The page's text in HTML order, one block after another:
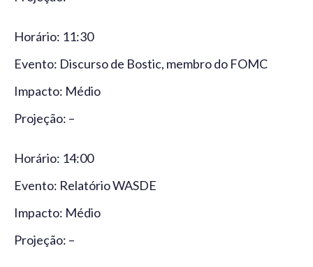
Horário: 11:30
Evento: Discurso de Bostic, membro do FOMC
Impacto: Médio
Projeção: –
Horário: 14:00
Evento: Relatório WASDE
Impacto: Médio
Projeção: –